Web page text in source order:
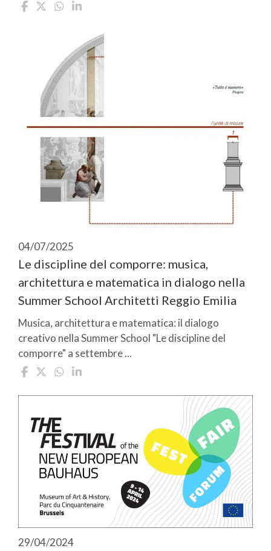
04/07/2025
Le discipline del comporre: musica,
architettura e matematica in dialogo nella
Summer School Architetti Reggio Emilia
Musica, architettura e matematica: il dialogo
creativo nella Summer School "Le discipline del
comporre" a settembre ...
29/04/2024